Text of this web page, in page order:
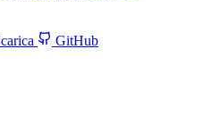
GitHub